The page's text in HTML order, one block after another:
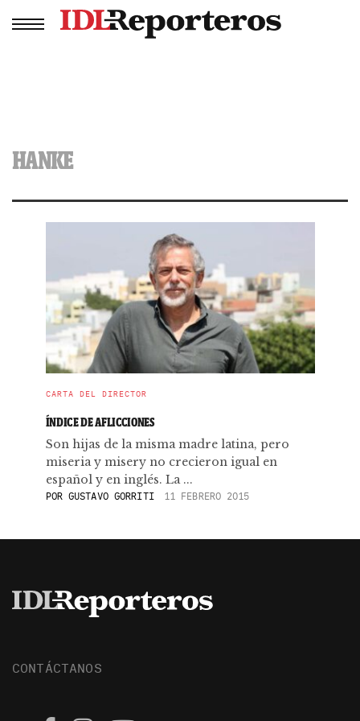
HANKE
CARTA DEL DIRECTOR
ÍNDICE DE AFLICCIONES
Son hijas de la misma madre latina, pero
miseria y misery no crecieron igual en
español y en inglés. La ...
POR GUSTAVO GORRITI 11 FEBRERO 2015
CONTÁCTANOS